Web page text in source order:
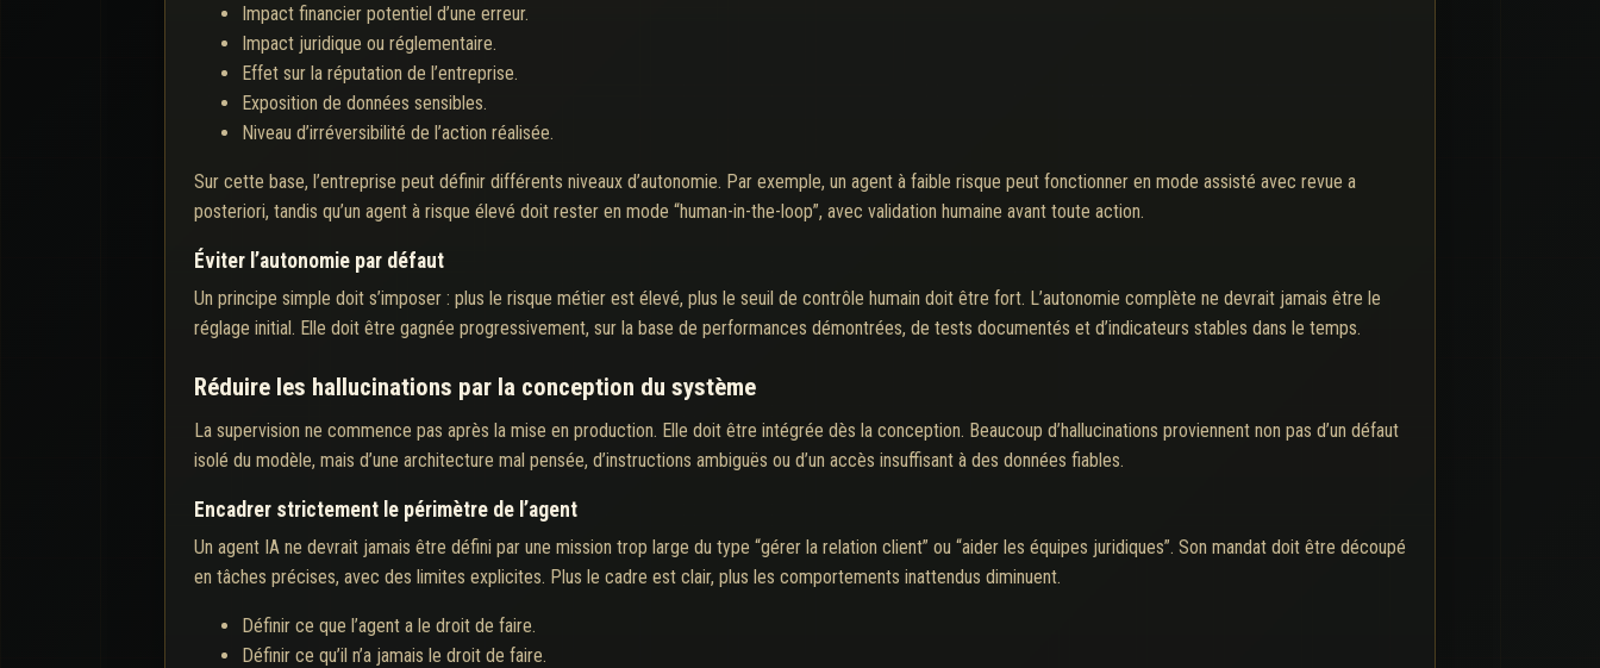
Impact financier potentiel d’une erreur.
Impact juridique ou réglementaire.
Effet sur la réputation de l’entreprise.
Exposition de données sensibles.
Niveau d’irréversibilité de l’action réalisée.
Sur cette base, l’entreprise peut définir différents niveaux d’autonomie. Par exemple, un agent à faible risque peut fonctionner en mode assisté avec revue a
posteriori, tandis qu’un agent à risque élevé doit rester en mode “human-in-the-loop”, avec validation humaine avant toute action.
Éviter l’autonomie par défaut
Un principe simple doit s’imposer : plus le risque métier est élevé, plus le seuil de contrôle humain doit être fort. L’autonomie complète ne devrait jamais être le
réglage initial. Elle doit être gagnée progressivement, sur la base de performances démontrées, de tests documentés et d’indicateurs stables dans le temps.
Réduire les hallucinations par la conception du système
La supervision ne commence pas après la mise en production. Elle doit être intégrée dès la conception. Beaucoup d’hallucinations proviennent non pas d’un défaut
isolé du modèle, mais d’une architecture mal pensée, d’instructions ambiguës ou d’un accès insuffisant à des données fiables.
Encadrer strictement le périmètre de l’agent
Un agent IA ne devrait jamais être défini par une mission trop large du type “gérer la relation client” ou “aider les équipes juridiques”. Son mandat doit être découpé
en tâches précises, avec des limites explicites. Plus le cadre est clair, plus les comportements inattendus diminuent.
Définir ce que l’agent a le droit de faire.
Définir ce qu’il n’a jamais le droit de faire.